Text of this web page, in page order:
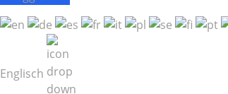
Englisch